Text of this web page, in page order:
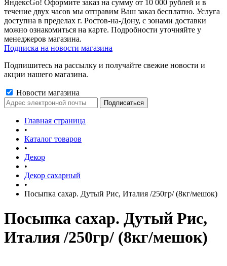
ЯндексGo! Оформите заказ на сумму от 10 000 рублей и в
течение двух часов мы отправим Ваш заказ бесплатно. Услуга
доступна в пределах г. Ростов-на-Дону, с зонами доставки
можно ознакомиться на карте. Подробности уточняйте у
менеджеров магазина.
Подписка на новости магазина
Подпишитесь на рассылку и получайте свежие новости и
акции нашего магазина.
Новости магазина
Главная страница
•
Каталог товаров
•
Декор
•
Декор сахарный
•
Посыпка сахар. Дутый Рис, Италия /250гр/ (8кг/мешок)
Посыпка сахар. Дутый Рис,
Италия /250гр/ (8кг/мешок)